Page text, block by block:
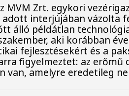
MVM Zrt. egykori
adott interjújában vázolta
álló példátlan
aki korábban
fejlesztésekért és a
figyelmeztet: az erőmű
van, amelyre eredetileg